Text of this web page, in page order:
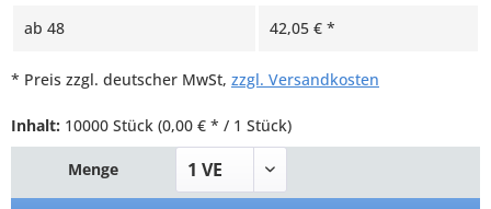
ab 48 42,05 € *
* Preis zzgl. deutscher MwSt, zzgl. Versandkosten
Inhalt: 10000 Stück (0,00 € * / 1 Stück)
Menge